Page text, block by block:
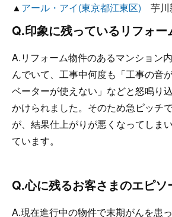
▲アール・アイ(東京都江東区) 芋川
Q.印象に残っているリフォー
A.リフォーム物件のあるマンション
んでいて、工事中何度も「工事の音
ベーターが使えない」などと怒鳴り
かけられました。そのため急ピッチ
が、結果仕上がりが悪くなってしま
ています。
Q.心に残るお客さまのエピソ
A.現在進行中の物件で末期がんを患